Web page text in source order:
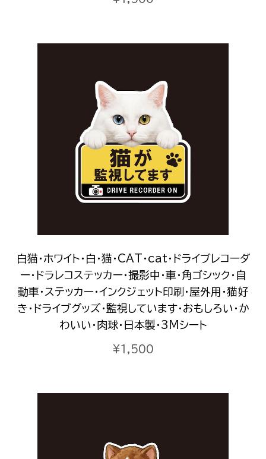
白猫・ホワイト・白・猫・CAT・cat・ドライブレコーダ
ー・ドラレコステッカー・撮影中・車・角ゴシック・自
動車・ステッカー・インクジェット印刷・屋外用・猫好
き・ドライブグッズ・監視しています・おもしろい・か
わいい・肉球・日本製・3Mシート
¥1,500